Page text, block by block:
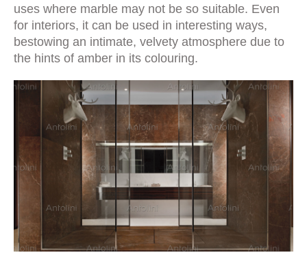
uses where marble may not be so suitable. Even
for interiors, it can be used in interesting ways,
bestowing an intimate, velvety atmosphere due to
the hints of amber in its colouring.